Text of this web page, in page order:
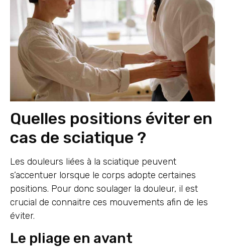
Quelles positions éviter en
cas de sciatique ?
Les douleurs liées à la sciatique peuvent
s’accentuer lorsque le corps adopte certaines
positions. Pour donc soulager la douleur, il est
crucial de connaitre ces mouvements afin de les
éviter.
Le pliage en avant